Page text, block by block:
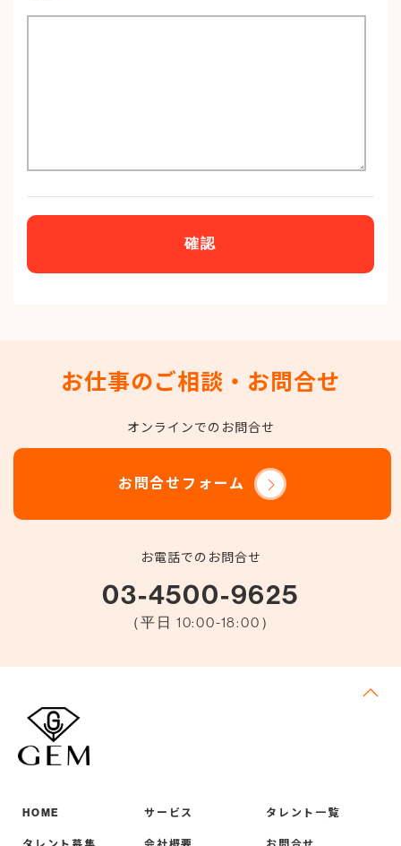
お仕事のご相談・お問合せ
オンラインでのお問合せ
お問合せフォーム
お電話でのお問合せ
03-4500-9625
（平日 10:00-18:00）
HOME サービス タレント一覧